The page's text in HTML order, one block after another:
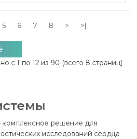
5 6 7 8 > >|
с 1 по 12 из 90 (всего 8 страниц)
решение для
исследований сердца